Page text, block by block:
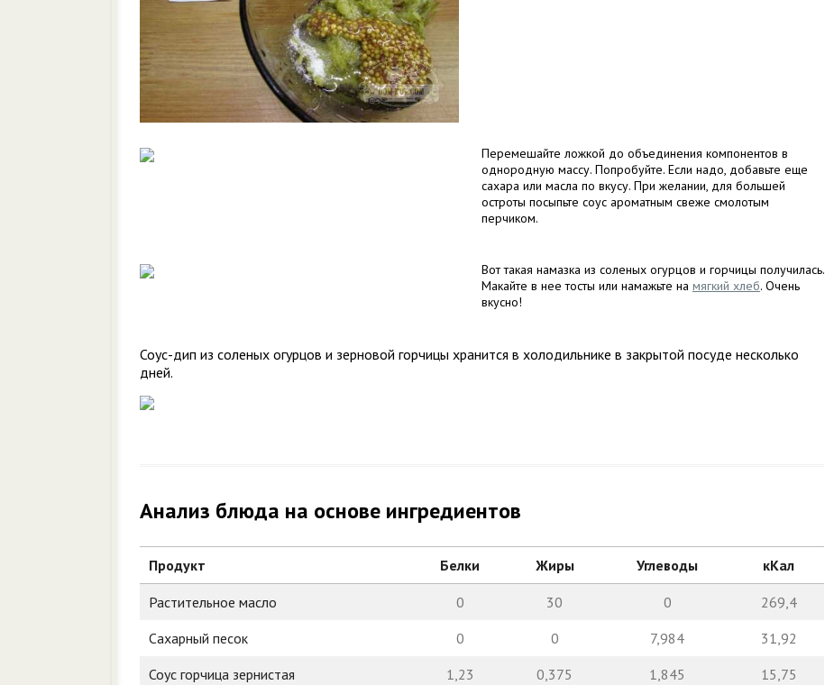
Перемешайте ложкой до объединения компонентов в
однородную массу. Попробуйте. Если надо, добавьте еще
сахара или масла по вкусу. При желании, для большей
остроты посыпьте соус ароматным свеже смолотым
перчиком.
Вот такая намазка из соленых огурцов и горчицы получилась.
Макайте в нее тосты или намажьте на мягкий хлеб. Очень
вкусно!
Соус-дип из соленых огурцов и зерновой горчицы хранится в холодильнике в закрытой посуде несколько
дней.
Анализ блюда на основе ингредиентов
Продукт Белки Жиры Углеводы кКал
Растительное масло 0 30 0
269,4
Сахарный песок
0 0 7,984
31,92
Соус горчица зернистая
1,23 0,375 1,845
15,75